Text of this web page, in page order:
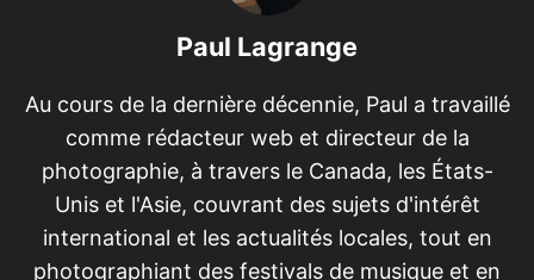
Paul Lagrange
Au cours de la dernière décennie, Paul a travaillé
comme rédacteur web et directeur de la
photographie, à travers le Canada, les États-
Unis et l'Asie, couvrant des sujets d'intérêt
international et les actualités locales, tout en
photographiant des festivals de musique et en